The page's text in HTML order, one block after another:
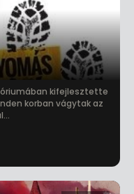
kifejlesztette
korban vágytak az